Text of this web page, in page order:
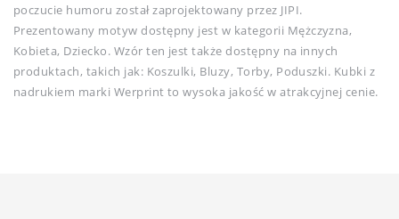
poczucie humoru został zaprojektowany przez JIPI.
Prezentowany motyw dostępny jest w kategorii Mężczyzna,
Kobieta, Dziecko. Wzór ten jest także dostępny na innych
produktach, takich jak: Koszulki, Bluzy, Torby, Poduszki. Kubki z
nadrukiem marki Werprint to wysoka jakość w atrakcyjnej cenie.